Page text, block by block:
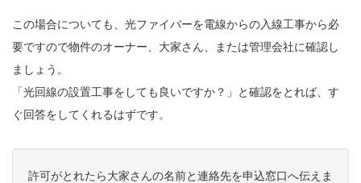
この場合についても、光ファイバーを電線からの入線工事から必
要ですので物件のオーナー、大家さん、または管理会社に確認し
ましょう。
「光回線の設置工事をしても良いですか？」と確認をとれば、す
ぐ回答をしてくれるはずです。
許可がとれたら大家さんの名前と連絡先を申込窓口へ伝えま